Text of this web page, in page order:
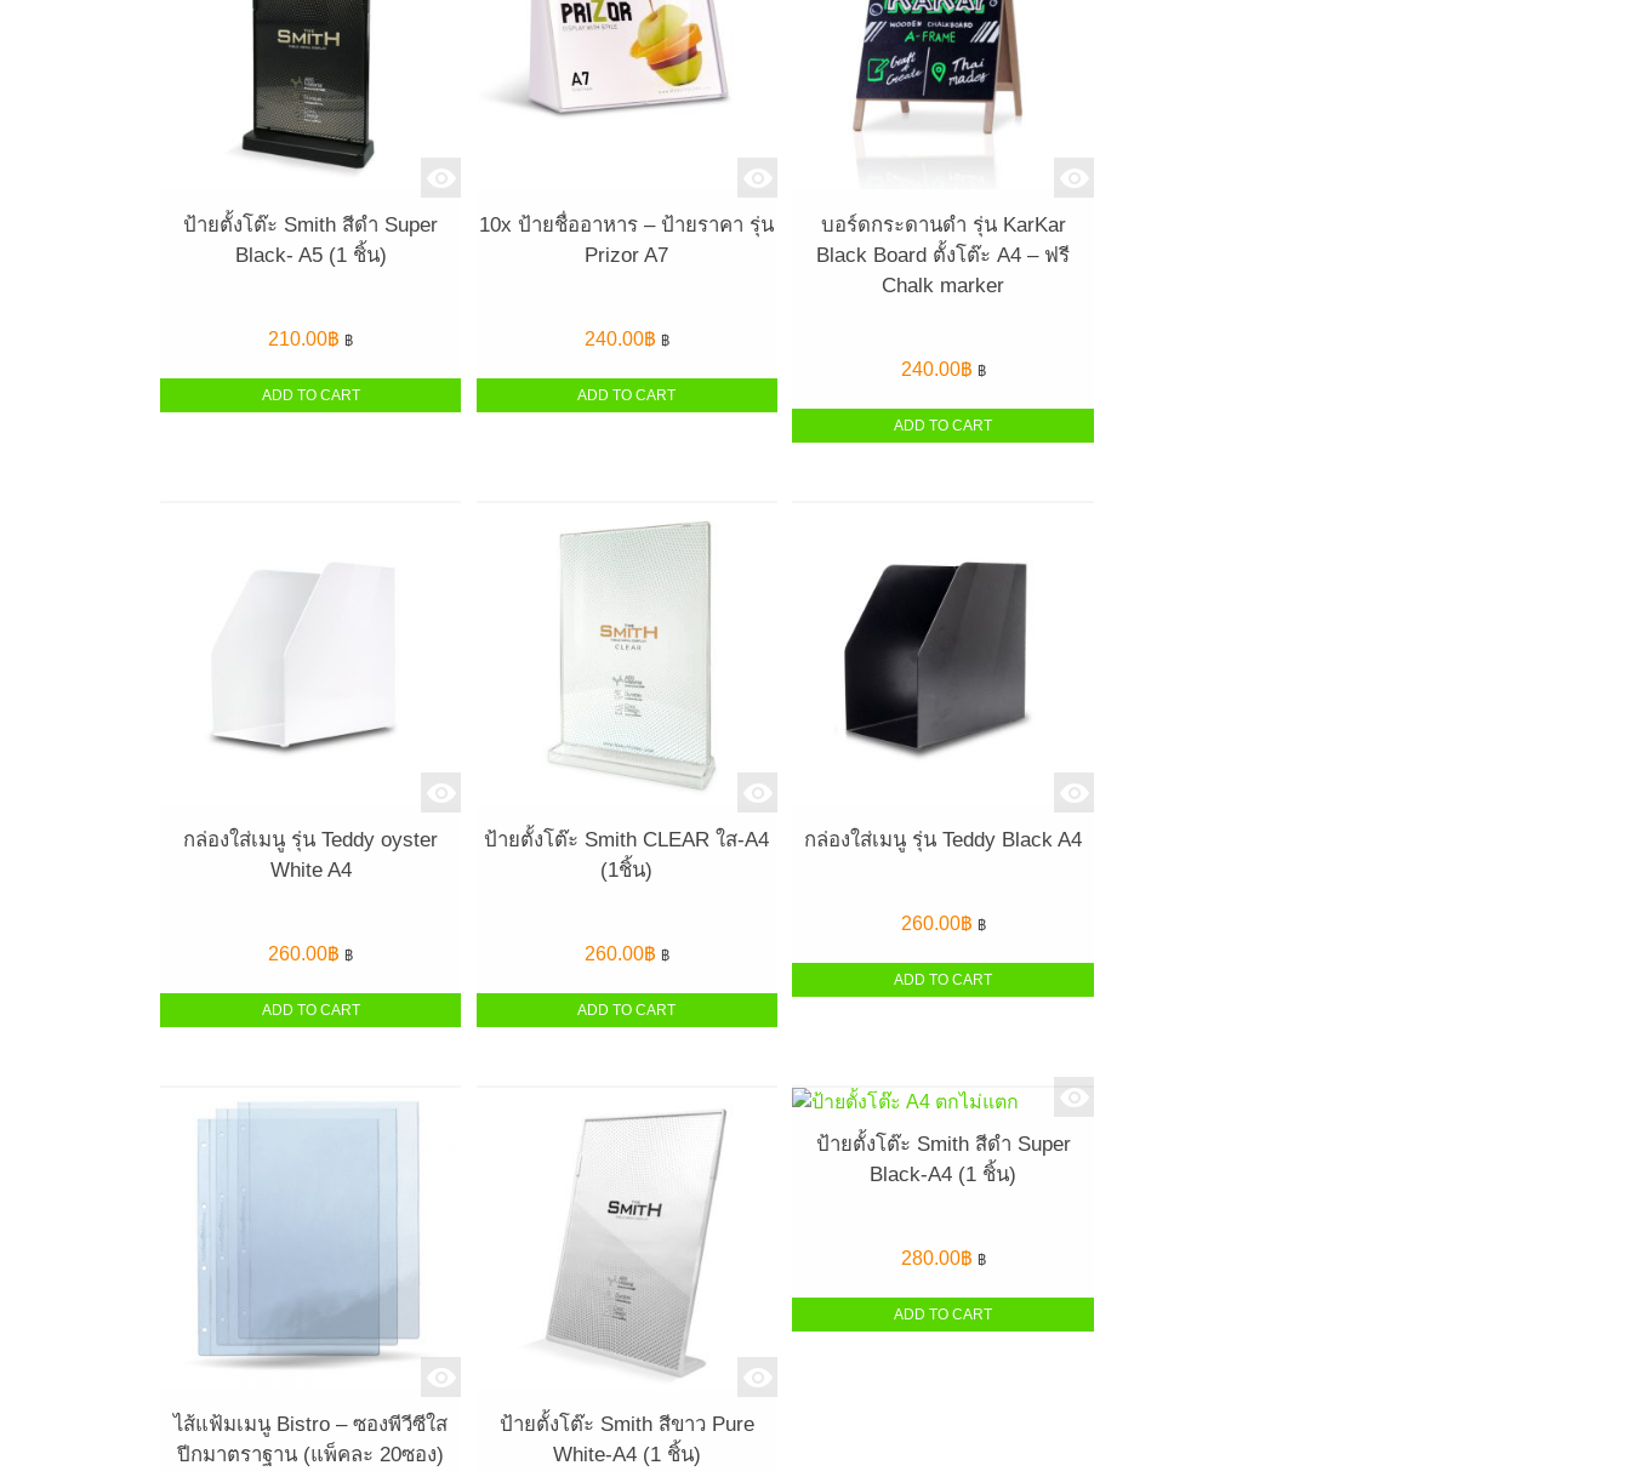
ป้ายตั้งโต๊ะ Smith สีดำ Super
Black- A5 (1 ชิ้น)
210.00฿ ฿
ADD TO CART
10x ป้ายชื่ออาหาร – ป้ายราคา รุ่น
Prizor A7
240.00฿ ฿
ADD TO CART
บอร์ดกระดานดำ รุ่น KarKar
Black Board ตั้งโต๊ะ A4 – ฟรี
Chalk marker
240.00฿ ฿
ADD TO CART
กล่องใส่เมนู รุ่น Teddy oyster
White A4
260.00฿ ฿
ADD TO CART
ป้ายตั้งโต๊ะ Smith CLEAR ใส-A4
(1ชิ้น)
260.00฿ ฿
ADD TO CART
กล่องใส่เมนู รุ่น Teddy Black A4
260.00฿ ฿
ADD TO CART
ไส้แฟ้มเมนู Bistro – ซองพีวีซีใส
ปีกมาตราฐาน (แพ็คละ 20ซอง)
ป้ายตั้งโต๊ะ Smith สีขาว Pure
White-A4 (1 ชิ้น)
ป้ายตั้งโต๊ะ Smith สีดำ Super
Black-A4 (1 ชิ้น)
280.00฿ ฿
ADD TO CART